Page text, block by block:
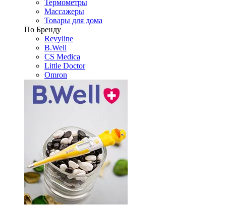
Термометры
Массажеры
Товары для дома
По Бренду
Revyline
B.Well
CS Medica
Little Doctor
Omron